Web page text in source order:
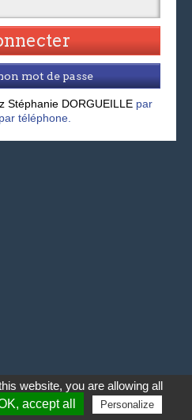
mot de passe
Stéphanie DORGUEILLE par
par téléphone.
website, you are allowing all
accept all Personalize